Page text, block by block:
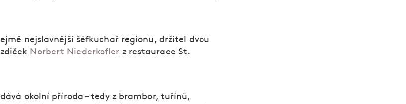
nejslavnější šéfkuchař regionu, držitel dvou
Norbert Niederkofler z restaurace St.
okolní příroda – tedy z brambor, tuřínů,